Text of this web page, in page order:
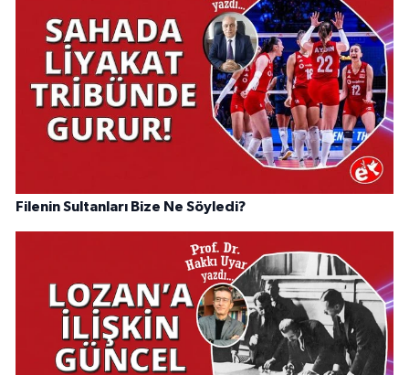
Filenin Sultanları Bize Ne Söyledi?